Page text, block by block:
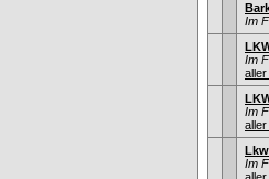
Im
Im
aller
Im
aller
Im